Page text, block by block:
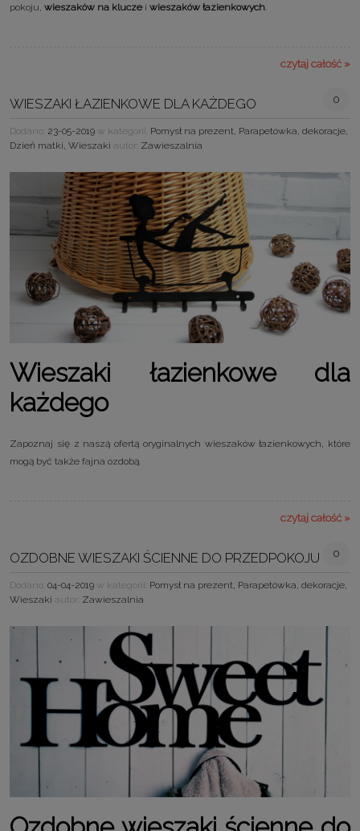
pokoju, wieszaków na kluczei wieszaków łazienkowych
czytaj całość »
WIESZAKI ŁAZIENKOWE DLA KAŻDEGO 0
Dodano: 23-05-2019 w kategorii: Pomysł na prezent, Parapetówka, dekoracje,
Dzień matki, Wieszaki autor: Zawieszalnia
Wieszaki łazienkowe dla
każdego
Zapoznaj się z naszą ofertą oryginalnych wieszaków łazienkowych, które
mogą być także fajna ozdobą.
czytaj całość »
OZDOBNE WIESZAKI ŚCIENNE DO PRZEDPOKOJU 0
Dodano: 04-04-2019 w kategorii: Pomysł na prezent, Parapetówka, dekoracje,
Wieszaki autor: Zawieszalnia